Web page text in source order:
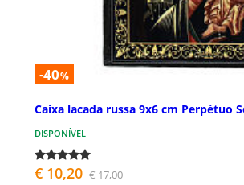
-40%
Caixa lacada russa 9x6 cm Perpétuo
DISPONÍVEL
€ 10,20 € 17,00